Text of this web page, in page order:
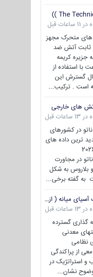
در 11 ساعات قبل
متحرک مجهز
ثابت آتش ضد
جزیره کریمه
با استفاده از
گسترش این
است . ترکیب...
های خارجی
در 13 ساعات قبل
در کشورهای
ترین داده های
( آوریل / می 2026
در مجاورت
بلاروس به شکل
به گفته برخی...
تحلیل و پیگیری تحولات آسیای میانه ( ازبکستان، تاجیکستان، ترکمنستان، قزاقستان و قرقیزستان )
در 13 ساعات قبل
گسترده
معدنی
نظامی
از پراکندگی
و استراتژیک در
نشان...